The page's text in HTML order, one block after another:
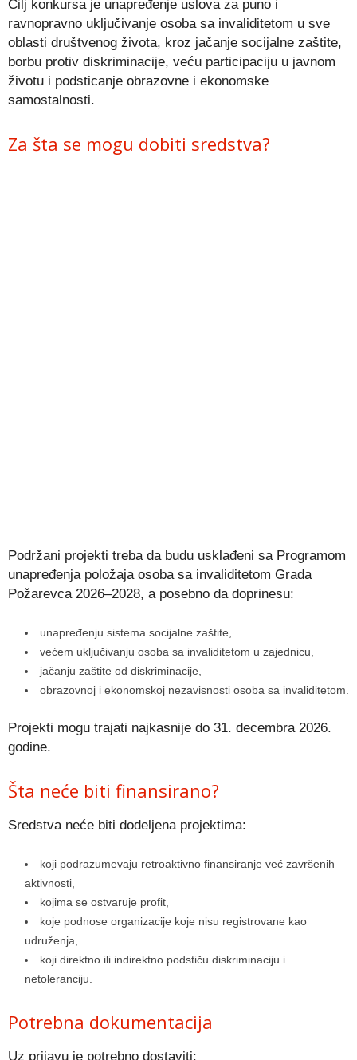
Cilj konkursa je unapređenje uslova za puno i
ravnopravno uključivanje osoba sa invaliditetom u sve
oblasti društvenog života, kroz jačanje socijalne zaštite,
borbu protiv diskriminacije, veću participaciju u javnom
životu i podsticanje obrazovne i ekonomske
samostalnosti.
Za šta se mogu dobiti sredstva?
Podržani projekti treba da budu usklađeni sa Programom
unapređenja položaja osoba sa invaliditetom Grada
Požarevca 2026–2028, a posebno da doprinesu:
unapređenju sistema socijalne zaštite,
većem uključivanju osoba sa invaliditetom u zajednicu,
jačanju zaštite od diskriminacije,
obrazovnoj i ekonomskoj nezavisnosti osoba sa invaliditetom.
Projekti mogu trajati najkasnije do 31. decembra 2026.
godine.
Šta neće biti finansirano?
Sredstva neće biti dodeljena projektima:
koji podrazumevaju retroaktivno finansiranje već završenih
aktivnosti,
kojima se ostvaruje profit,
koje podnose organizacije koje nisu registrovane kao
udruženja,
koji direktno ili indirektno podstiču diskriminaciju i
netoleranciju.
Potrebna dokumentacija
Uz prijavu je potrebno dostaviti: